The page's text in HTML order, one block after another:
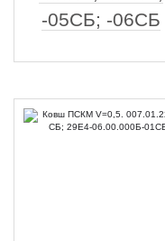
-05СБ; -06СБ